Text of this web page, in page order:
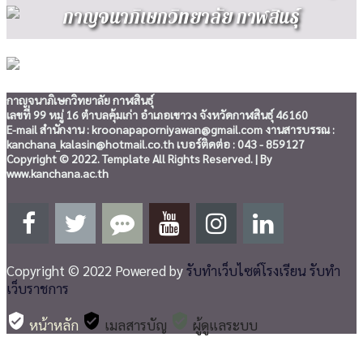
กาญจนาภิเษกวิทยาลัย กาฬสินธุ์
กาญจนาภิเษกวิทยาลัย กาฬสินธุ์
เลขที่ 99 หมู่ 16 ตำบลคุ้มเก่า อำเภอเขาวง จังหวัดกาฬสินธุ์ 46160
E-mail สำนักงาน : kroonapaporniyawan@gmail.com งานสารบรรณ :
kanchana_kalasin@hotmail.co.th เบอร์ติดต่อ : 043 - 859127
Copyright © 2022. Template All Rights Reserved. | By
www.kanchana.ac.th
Copyright © 2022 Powered byรับทำเว็บไซต์โรงเรียน รับทำ
เว็บราชการ
verified_user หน้าหลัก verified_user เมลสารบัญ ผู้ดูแลระบบ